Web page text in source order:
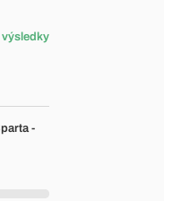
výsledky
-